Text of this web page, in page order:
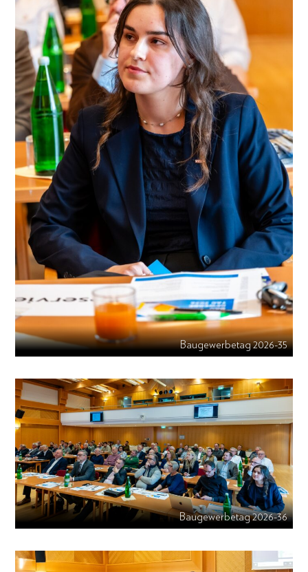
Baugewerbetag 2026-35
Baugewerbetag 2026-36